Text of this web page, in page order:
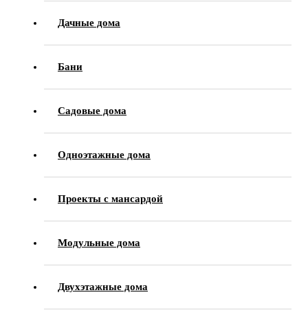
Дачные дома
Бани
Садовые дома
Одноэтажные дома
Проекты с мансардой
Модульные дома
Двухэтажные дома